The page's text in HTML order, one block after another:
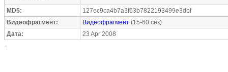
MD5:
127ec9ca4b7a3f63b7822193499e3dbf
Видеофрагмент:
Видеофрагмент (15-60 сек)
Дата:
23 Apr 2008